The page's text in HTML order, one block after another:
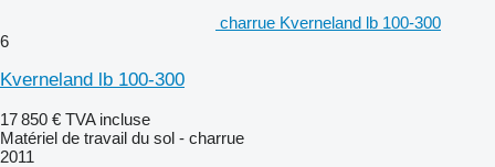
charrue Kverneland lb 100-300
6
Kverneland lb 100-300
17 850 € TVA incluse
Matériel de travail du sol - charrue
2011